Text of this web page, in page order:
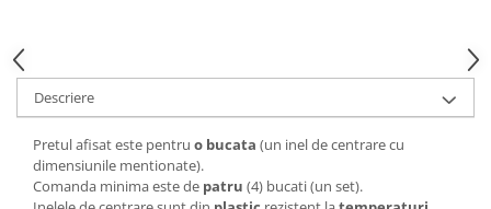
Descriere
Pretul afisat este pentru o bucata (un inel de centrare cu
dimensiunile mentionate).
Comanda minima este de patru (4) bucati (un set).